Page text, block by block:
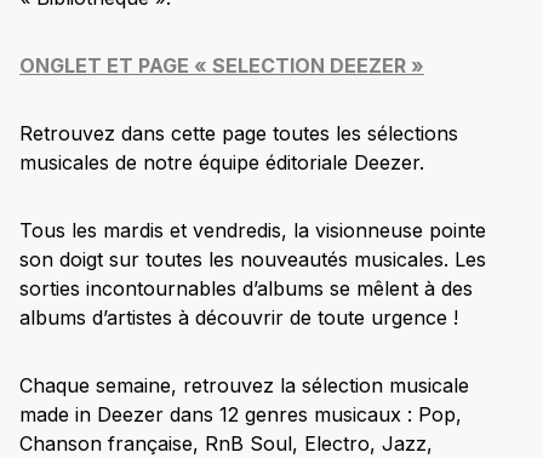
ONGLET ET PAGE « SELECTION DEEZER »
Retrouvez dans cette page toutes les sélections
musicales de notre équipe éditoriale Deezer.
Tous les mardis et vendredis, la visionneuse pointe
son doigt sur toutes les nouveautés musicales. Les
sorties incontournables d’albums se mêlent à des
albums d’artistes à découvrir de toute urgence !
Chaque semaine, retrouvez la sélection musicale
made in Deezer dans 12 genres musicaux : Pop,
Chanson française, RnB Soul, Electro, Jazz,